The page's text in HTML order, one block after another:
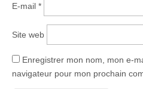
E-mail *
Site web
Enregistrer mon nom, mon e-
navigateur pour mon prochain